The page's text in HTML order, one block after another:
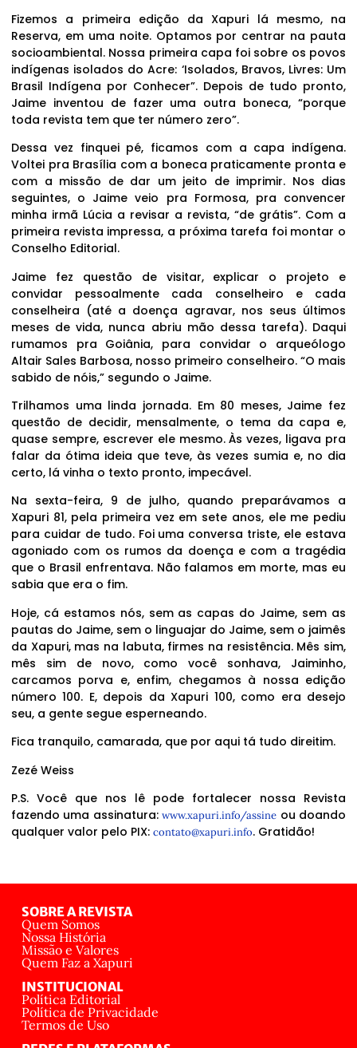
Fizemos a primeira edição da Xapuri lá mesmo, na
Reserva, em uma noite. Optamos por centrar na pauta
socioambiental. Nossa primeira capa foi sobre os povos
indígenas isolados do Acre: ‘Isolados, Bravos, Livres: Um
Brasil Indígena por Conhecer”. Depois de tudo pronto,
Jaime inventou de fazer uma outra boneca, “porque
toda revista tem que ter número zero”.
Dessa vez finquei pé, ficamos com a capa indígena.
Voltei pra Brasília com a boneca praticamente pronta e
com a missão de dar um jeito de imprimir. Nos dias
seguintes, o Jaime veio pra Formosa, pra convencer
minha irmã Lúcia a revisar a revista, “de grátis”. Com a
primeira revista impressa, a próxima tarefa foi montar o
Conselho Editorial.
Jaime fez questão de visitar, explicar o projeto e
convidar pessoalmente cada conselheiro e cada
conselheira (até a doença agravar, nos seus últimos
meses de vida, nunca abriu mão dessa tarefa). Daqui
rumamos pra Goiânia, para convidar o arqueólogo
Altair Sales Barbosa, nosso primeiro conselheiro. “O mais
sabido de nóis,” segundo o Jaime.
Trilhamos uma linda jornada. Em 80 meses, Jaime fez
questão de decidir, mensalmente, o tema da capa e,
quase sempre, escrever ele mesmo. Às vezes, ligava pra
falar da ótima ideia que teve, às vezes sumia e, no dia
certo, lá vinha o texto pronto, impecável.
Na sexta-feira, 9 de julho, quando preparávamos a
Xapuri 81, pela primeira vez em sete anos, ele me pediu
para cuidar de tudo. Foi uma conversa triste, ele estava
agoniado com os rumos da doença e com a tragédia
que o Brasil enfrentava. Não falamos em morte, mas eu
sabia que era o fim.
Hoje, cá estamos nós, sem as capas do Jaime, sem as
pautas do Jaime, sem o linguajar do Jaime, sem o jaimês
da Xapuri, mas na labuta, firmes na resistência. Mês sim,
mês sim de novo, como você sonhava, Jaiminho,
carcamos porva e, enfim, chegamos à nossa edição
número 100. E, depois da Xapuri 100, como era desejo
seu, a gente segue esperneando.
Fica tranquilo, camarada, que por aqui tá tudo direitim.
Zezé Weiss
P.S. Você que nos lê pode fortalecer nossa Revista
fazendo uma assinatura:www.xapuri.info/assine ou doando
qualquer valor pelo PIX: contato@xapuri.info. Gratidão!
SOBRE A REVISTA
Quem Somos
Nossa História
Missão e Valores
Quem Faz a Xapuri
INSTITUCIONAL
Política Editorial
Política de Privacidade
Termos de Uso